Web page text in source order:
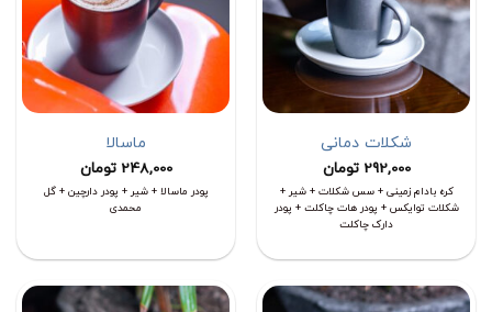
شکلات دمانی
292,000 تومان
کره بادام زمینی + سس شکلات + شیر +
شکلات توایکس + پودر هات چاکلت + پودر
دارک چاکلت
ماسالا
248,000 تومان
پودر ماسالا + شیر + پودر دارچین + گل
محمدی